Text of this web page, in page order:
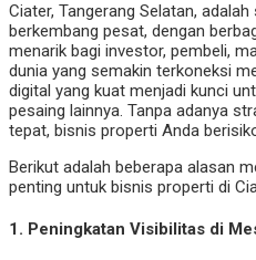
Ciater, Tangerang Selatan,
berkembang pesat, dengan
menarik bagi investor, pembeli,
dunia yang semakin terkoneksi
digital yang kuat menjadi kunci
pesaing lainnya. Tanpa adanya
tepat, bisnis properti Anda
Berikut adalah beberapa alasan
penting untuk bisnis properti di
1. Peningkatan Visibilitas di